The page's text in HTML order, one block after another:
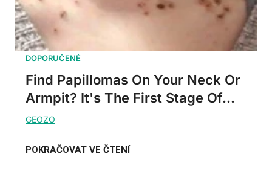
Find Papillomas On Your Neck Or
Armpit? It's The First Stage Of...